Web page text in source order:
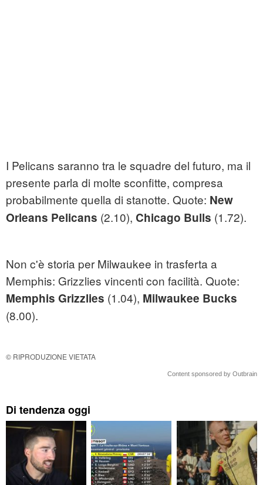
I Pelicans saranno tra le squadre del futuro, ma il
presente parla di molte sconfitte, compresa
probabilmente quella di stanotte. Quote: New
Orleans Pelicans (2.10), Chicago Bulls (1.72).
Non c'è storia per Milwaukee in trasferta a
Memphis: Grizzlies vincenti con facilità. Quote:
Memphis Grizzlies (1.04), Milwaukee Bucks
(8.00).
© RIPRODUZIONE VIETATA
Content sponsored by Outbrain
Di tendenza oggi